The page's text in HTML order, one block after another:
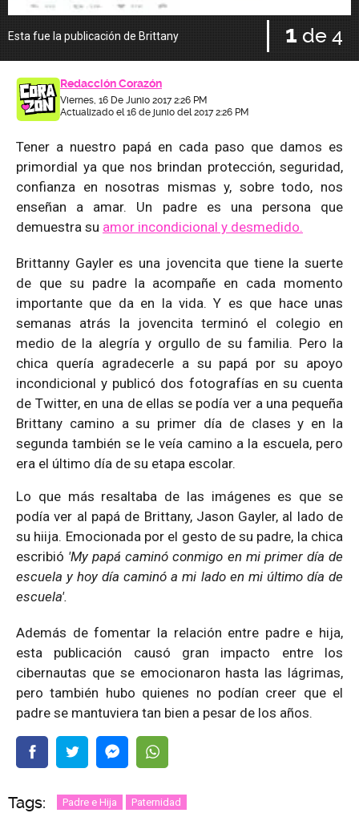
Esta fue la publicación de Brittany 1 de 4
Redacción Corazón
Viernes, 16 De Junio 2017 2:26 PM
Actualizado el 16 de junio del 2017 2:26 PM
Tener a nuestro papá en cada paso que damos es
primordial ya que nos brindan protección, seguridad,
confianza en nosotras mismas y, sobre todo, nos
enseñan a amar. Un padre es una persona que
demuestra su amor incondicional y desmedido.
Brittanny Gayler es una jovencita que tiene la suerte
de que su padre la acompañe en cada momento
importante que da en la vida. Y es que hace unas
semanas atrás la jovencita terminó el colegio en
medio de la alegría y orgullo de su familia. Pero la
chica quería agradecerle a su papá por su apoyo
incondicional y publicó dos fotografías en su cuenta
de Twitter, en una de ellas se podía ver a una pequeña
Brittany camino a su primer día de clases y en la
segunda también se le veía camino a la escuela, pero
era el último día de su etapa escolar.
Lo que más resaltaba de las imágenes es que se
podía ver al papá de Brittany, Jason Gayler, al lado de
su hiija. Emocionada por el gesto de su padre, la chica
escribió 'My papá caminó conmigo en mi primer día de
escuela y hoy día caminó a mi lado en mi último día de
escuela'.
Además de fomentar la relación entre padre e hija,
esta publicación causó gran impacto entre los
cibernautas que se emocionaron hasta las lágrimas,
pero también hubo quienes no podían creer que el
padre se mantuviera tan bien a pesar de los años.
Tags: Padre e Hija Paternidad